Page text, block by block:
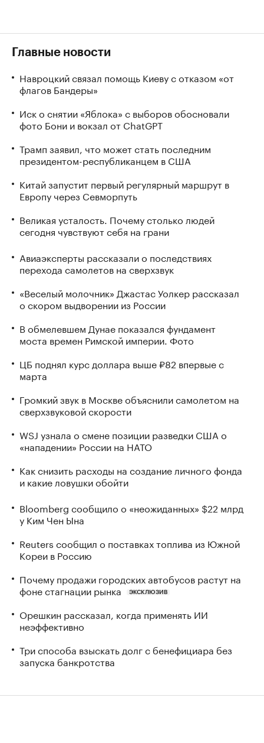
Главные новости
Навроцкий связал помощь Киеву с отказом «от
флагов Бандеры»
Иск о снятии «Яблока» с выборов обосновали
фото Бони и вокзал от ChatGPT
Трамп заявил, что может стать последним
президентом-республиканцем в США
Китай запустит первый регулярный маршрут в
Европу через Севморпуть
Великая усталость. Почему столько людей
сегодня чувствуют себя на грани
Авиаэксперты рассказали о последствиях
перехода самолетов на сверхзвук
«Веселый молочник» Джастас Уолкер рассказал
о скором выдворении из России
В обмелевшем Дунае показался фундамент
моста времен Римской империи. Фото
ЦБ поднял курс доллара выше ₽82 впервые с
марта
Громкий звук в Москве объяснили самолетом на
сверхзвуковой скорости
WSJ узнала о смене позиции разведки США о
«нападении» России на НАТО
Как снизить расходы на создание личного фонда
и какие ловушки обойти
Bloomberg сообщило о «неожиданных» $22 млрд
у Ким Чен Ына
Reuters сообщил о поставках топлива из Южной
Кореи в Россию
Почему продажи городских автобусов растут на
фоне стагнации рынка
ЭКСКЛЮЗИВ
Орешкин рассказал, когда применять ИИ
неэффективно
Три способа взыскать долг с бенефициара без
запуска банкротства